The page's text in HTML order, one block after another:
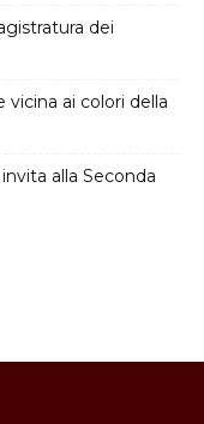
dei
vicina ai colori della
alla Seconda